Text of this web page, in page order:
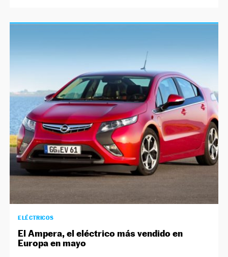
ELÉCTRICOS
El Ampera, el eléctrico más vendido en
Europa en mayo